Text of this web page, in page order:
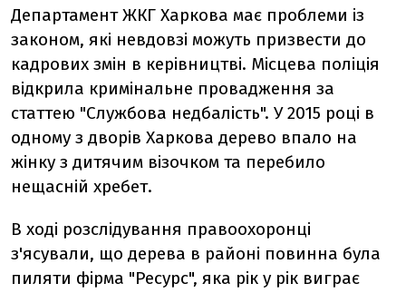
Департамент ЖКГ Харкова має проблеми із
законом, які невдовзі можуть призвести до
кадрових змін в керівництві. Місцева поліція
відкрила кримінальне провадження за
статтею "Службова недбалість". У 2015 році в
одному з дворів Харкова дерево впало на
жінку з дитячим візочком та перебило
нещасній хребет.
В ході розслідування правоохоронці
з'ясували, що дерева в районі повинна була
пиляти фірма "Ресурс", яка рік у рік виграє